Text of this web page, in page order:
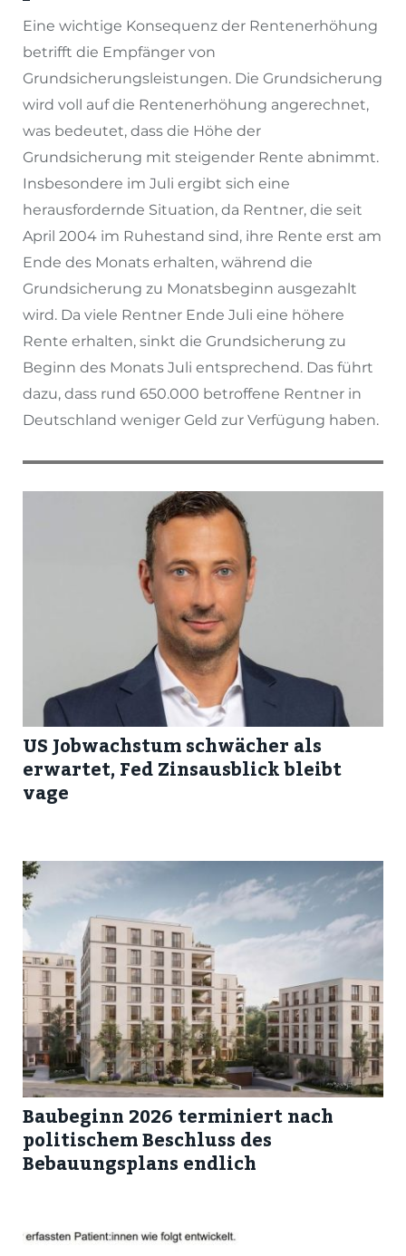
Eine wichtige Konsequenz der Rentenerhöhung
betrifft die Empfänger von
Grundsicherungsleistungen. Die Grundsicherung
wird voll auf die Rentenerhöhung angerechnet,
was bedeutet, dass die Höhe der
Grundsicherung mit steigender Rente abnimmt.
Insbesondere im Juli ergibt sich eine
herausfordernde Situation, da Rentner, die seit
April 2004 im Ruhestand sind, ihre Rente erst am
Ende des Monats erhalten, während die
Grundsicherung zu Monatsbeginn ausgezahlt
wird. Da viele Rentner Ende Juli eine höhere
Rente erhalten, sinkt die Grundsicherung zu
Beginn des Monats Juli entsprechend. Das führt
dazu, dass rund 650.000 betroffene Rentner in
Deutschland weniger Geld zur Verfügung haben.
US Jobwachstum schwächer als
erwartet, Fed Zinsausblick bleibt
vage
Baubeginn 2026 terminiert nach
politischem Beschluss des
Bebauungsplans endlich